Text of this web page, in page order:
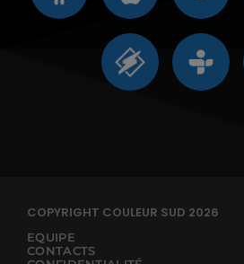
COPYRIGHT COULEUR SUD 2026
EQUIPE
CONTACTS